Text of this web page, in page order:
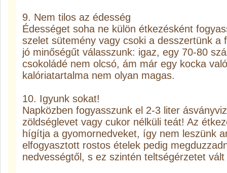
9. Nem tilos az édesség
Édességet soha ne külön étkezésként
szelet sütemény vagy csoki a desszertünk a
jó minőségűt válasszunk: igaz, egy 70-80
csokoládé nem olcsó, ám már egy kocka
kalóriatartalma nem olyan magas.
10. Igyunk sokat!
Napközben fogyasszunk el 2-3 liter
zöldséglevet vagy cukor nélküli teát! Az
hígítja a gyomornedveket, így nem leszünk
elfogyasztott rostos ételek pedig
nedvességtől, s ez szintén teltségérzetet vált